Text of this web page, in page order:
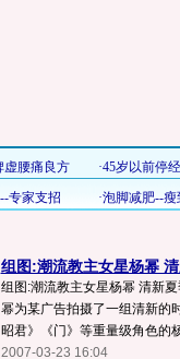
组图:潮流教主女星杨幂
组图:潮流教主女星杨幂 清新
幂为某广告拍摄了一组清新的
昭君》《门》等重量级角色的
2007-03-23 16:04